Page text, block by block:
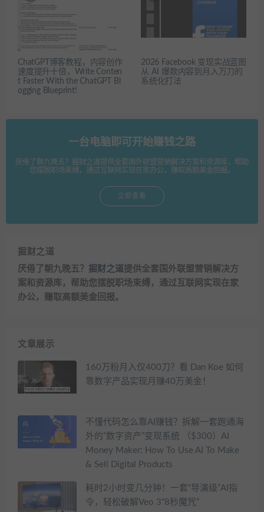
ChatGPT博客教程，内容创作
速度提升十倍，Write Conten
t Faster With the ChatGPT Bl
ogging Blueprint!
2026 Facebook 变现实战蓝图
从 AI 爆款内容到月入万刀的
系统化打法
一台电脑即可开始赚钱之路
厌倦了朝九晚五？掘财之道提供全套国外联盟营销解决方案和资源库，帮助
您摆脱职场束缚，通过互联网实现在家办公，赚取高额美金回报。
立即查看
掘财之道
厌倦了朝九晚五？ 掘财之道提供全套国外联盟营销解决方
案和资源库，帮助您摆脱职场束缚，通过互联网实现在家
办公，赚取高额美金回报。
文章展示
160万粉月入仅400刀？看 Dan Koe 如何
靠数字产品实现月赚40万美金！
不懂代码怎么靠AI赚钱？拆解一套跑通海
外的“数字资产”变现系统 （$300）AI
Money Maker: How To Use AI To Make
& Sell Digital Products
耗时2小时变几分钟！一套“导演级”AI指
令，轻松破解Veo 3“8秒魔咒”